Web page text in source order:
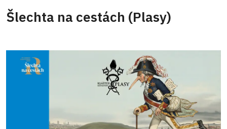
Šlechta na cestách (Plasy)